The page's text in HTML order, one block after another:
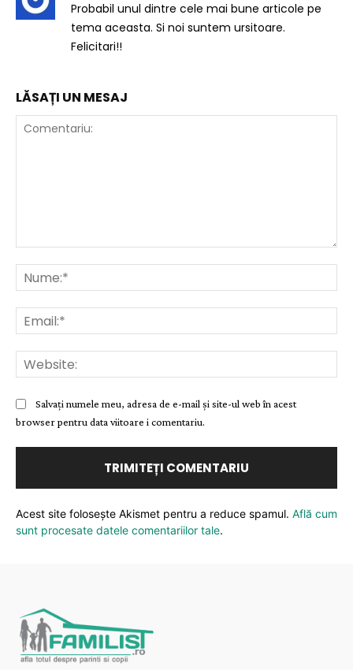
Probabil unul dintre cele mai bune articole pe
tema aceasta. Si noi suntem ursitoare.
Felicitari!!
LĂSAȚI UN MESAJ
Salvați numele meu, adresa de e-mail și site-ul web în acest
browser pentru data viitoare i comentariu.
Acest site folosește Akismet pentru a reduce spamul. Află cum
sunt procesate datele comentariilor tale.